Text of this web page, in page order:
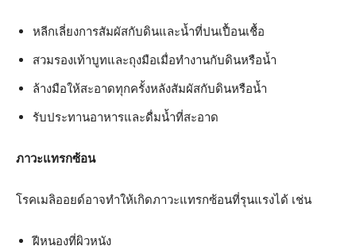
หลีกเลี่ยงการสัมผัสกับดินและน้ำที่ปนเปื้อนเชื้อ
สวมรองเท้าบูทและถุงมือเมื่อทำงานกับดินหรือน้ำ
ล้างมือให้สะอาดทุกครั้งหลังสัมผัสกับดินหรือน้ำ
รับประทานอาหารและดื่มน้ำที่สะอาด
ภาวะแทรกซ้อน
โรคเมลิออยด์อาจทำให้เกิดภาวะแทรกซ้อนที่รุนแรงได้ เช่น
ฝีหนองที่ผิวหนัง